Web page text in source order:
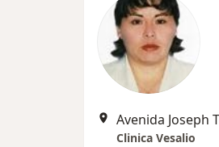
Clinica Vesalio